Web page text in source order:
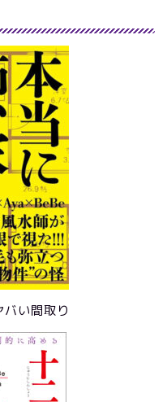
い間取り